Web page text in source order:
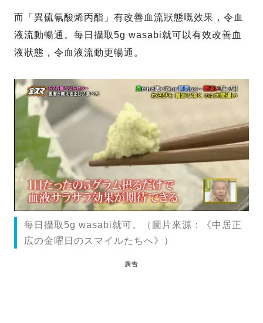
而「異硫氰酸烯丙酯」有改善血流狀態嘅效果，令血
液流動暢通。每日攝取5g wasabi就可以有效改善血
液狀態，令血液流動更暢通。
每日攝取5g wasabi就可。（圖片來源：《中居正
広の金曜日のスマイルたちへ》）
廣告